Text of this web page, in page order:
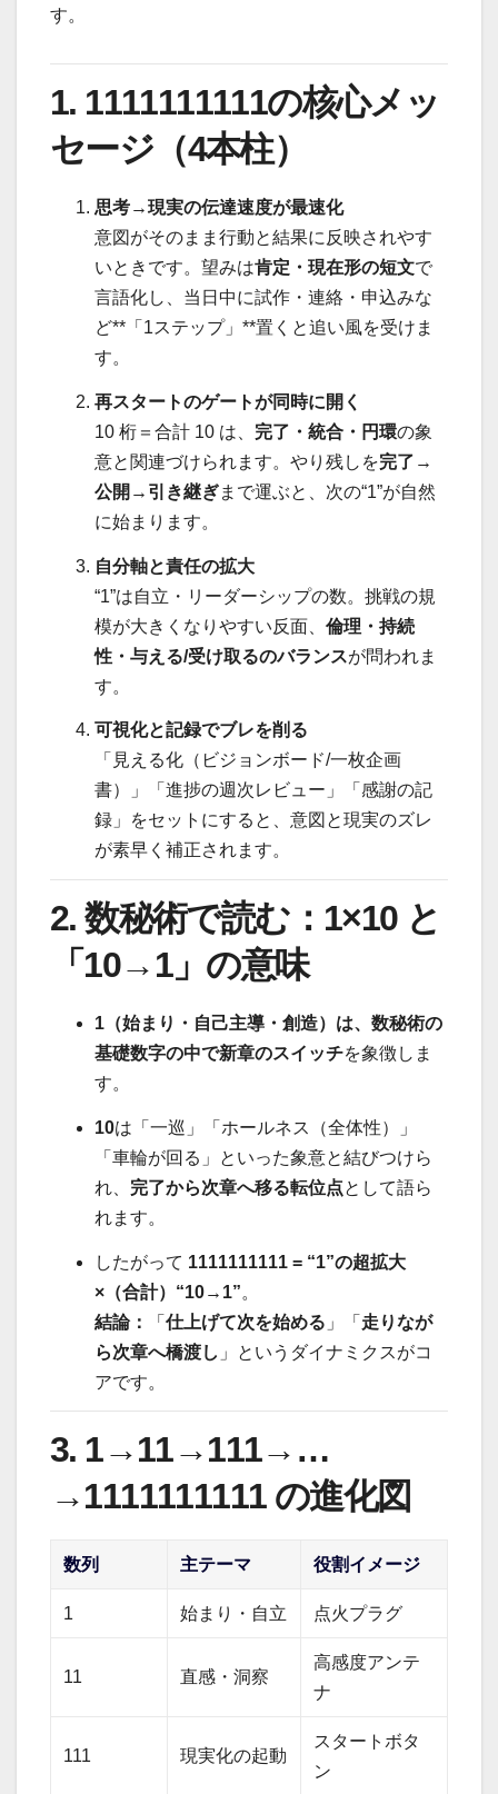
す。
1. 1111111111の核心メッ
セージ（4本柱）
思考→現実の伝達速度が最速化
意図がそのまま行動と結果に反映されやす
いときです。望みは肯定・現在形の短文で
言語化し、当日中に試作・連絡・申込みな
ど**「1ステップ」**置くと追い風を受けま
す。
再スタートのゲートが同時に開く
10 桁＝合計 10 は、 完了・統合・円環の象
意と関連づけられます。やり残しを完了→
公開→引き継ぎまで運ぶと、次の“1”が自然
に始まります。
自分軸と責任の拡大
“1”は自立・リーダーシップの数。挑戦の規
模が大きくなりやすい反面、 倫理・持続
性・与える/受け取るのバランスが問われま
す。
可視化と記録でブレを削る
「見える化（ビジョンボード/一枚企画
書）」「進捗の週次レビュー」「感謝の記
録」をセットにすると、意図と現実のズレ
が素早く補正されます。
2. 数秘術で読む：1×10 と
「10→1」の意味
1（始まり・自己主導・創造）は、数秘術の
基礎数字の中で新章のスイッチを象徴しま
す。
10は「一巡」「ホールネス（全体性）」
「車輪が回る」といった象意と結びつけら
れ、 完了から次章へ移る転位点として語ら
れます。
したがって 1111111111 = “1”の超拡大
×（合計）“10→1”。
結論：
「 仕上げて次を始める 」「 走りなが
ら次章へ橋渡し 」というダイナミクスがコ
アです。
3. 1→11→111→…
→1111111111 の進化図
数列 主テーマ 役割イメージ
1 始まり・自立 点火プラグ
11 直感・洞察
高感度アンテ
ナ
111 現実化の起動
スタートボタ
ン